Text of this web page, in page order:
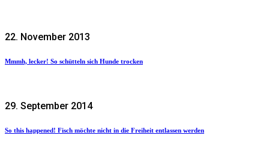
22. November 2013
Mmmh, lecker! So schütteln sich Hunde trocken
29. September 2014
So this happened! Fisch möchte nicht in die Freiheit entlassen werden